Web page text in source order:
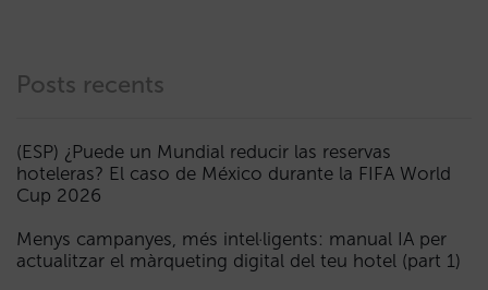
Posts recents
(ESP) ¿Puede un Mundial reducir las reservas
hoteleras? El caso de México durante la FIFA World
Cup 2026
Menys campanyes, més intel·ligents: manual IA per
actualitzar el màrqueting digital del teu hotel (part 1)